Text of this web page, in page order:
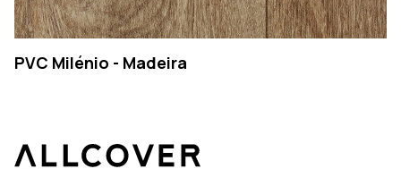
PVC Milénio - Madeira